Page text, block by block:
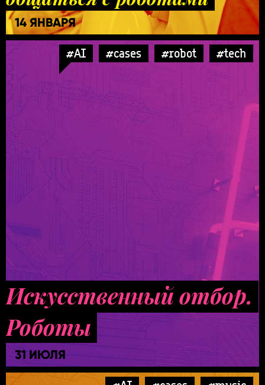
14 ЯНВАРЯ
#AI #cases #robot #tech
Искусственный отбор.
Роботы
31 ИЮЛЯ